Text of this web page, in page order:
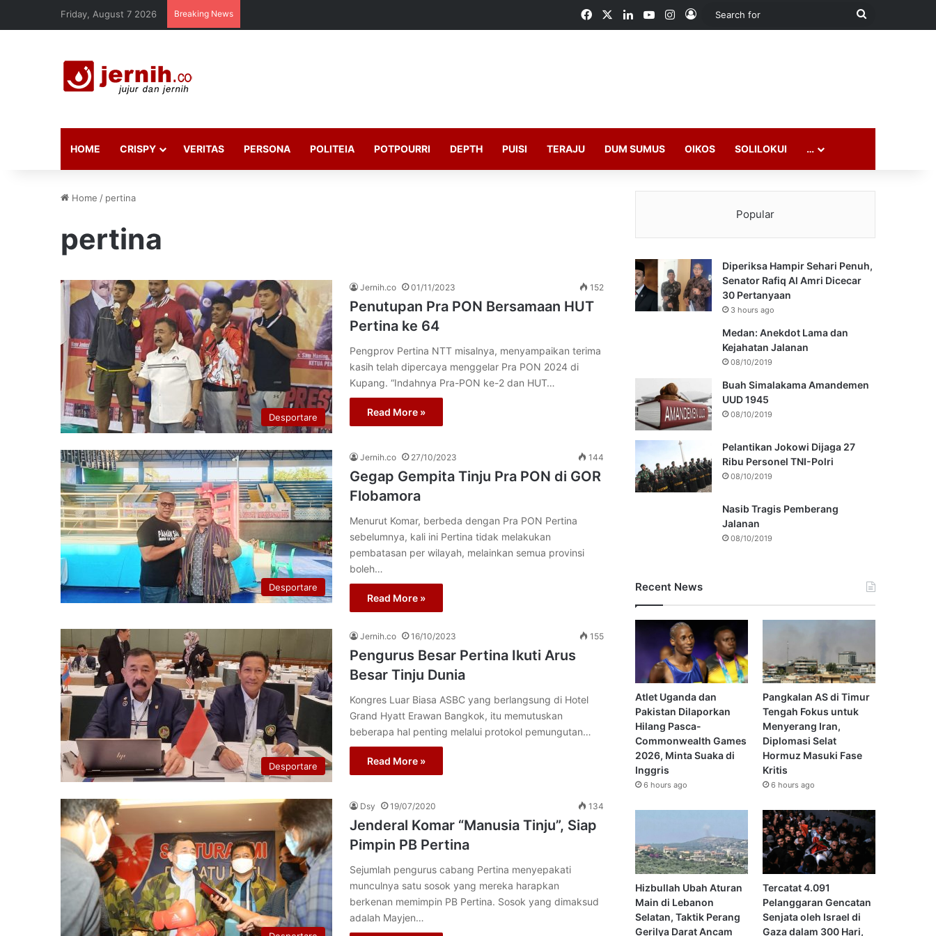
Friday, August 7 2026 Breaking News FacebookLinkedInYouTubeInstagram
Log In
Search
HOME CRISPY VERITAS PERSONA POLITEIA POTPOURRI DEPTH PUISI TERAJU DUM SUMUS OIKOS SOLILOKUI …
Home / pertina
pertina
Desportare
Jernih.co 01/11/2023 152
Penutupan Pra PON Bersamaan HUT
Pertina ke 64
Pengprov Pertina NTT misalnya, menyampaikan terima
kasih telah dipercaya menggelar Pra PON 2024 di
Kupang. “Indahnya Pra-PON ke-2 dan HUT…
Read More »
Desportare
Jernih.co 27/10/2023 144
Gegap Gempita Tinju Pra PON di GOR
Flobamora
Menurut Komar, berbeda dengan Pra PON Pertina
sebelumnya, kali ini Pertina tidak melakukan
pembatasan per wilayah, melainkan semua provinsi
boleh…
Read More »
Desportare
Jernih.co 16/10/2023 155
Pengurus Besar Pertina Ikuti Arus
Besar Tinju Dunia
Kongres Luar Biasa ASBC yang berlangsung di Hotel
Grand Hyatt Erawan Bangkok, itu memutuskan
beberapa hal penting melalui protokol pemungutan…
Read More »
Dsy 19/07/2020 134
Jenderal Komar “Manusia Tinju”, Siap
Pimpin PB Pertina
Sejumlah pengurus cabang Pertina menyepakati
munculnya satu sosok yang mereka harapkan
berkenan memimpin PB Pertina. Sosok yang dimaksud
adalah Mayjen…
Popular
Diperiksa Hampir Sehari Penuh,
Senator Rafiq Al Amri Dicecar
30 Pertanyaan
3 hours ago
Medan: Anekdot Lama dan
Kejahatan Jalanan
08/10/2019
Buah Simalakama Amandemen
UUD 1945
08/10/2019
Pelantikan Jokowi Dijaga 27
Ribu Personel TNI-Polri
08/10/2019
Nasib Tragis Pemberang
Jalanan
08/10/2019
Recent News
Atlet Uganda dan
Pakistan Dilaporkan
Hilang Pasca-
Commonwealth Games
2026, Minta Suaka di
Inggris
6 hours ago
Pangkalan AS di Timur
Tengah Fokus untuk
Menyerang Iran,
Diplomasi Selat
Hormuz Masuki Fase
Kritis
6 hours ago
Hizbullah Ubah Aturan
Main di Lebanon
Selatan, Taktik Perang
Gerilya Darat Ancam
Tercatat 4.091
Pelanggaran Gencatan
Senjata oleh Israel di
Gaza dalam 300 Hari,